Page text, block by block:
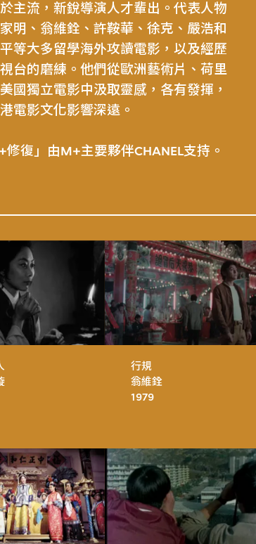
主流，新銳導演人才輩出。代表人物
明、翁維銓、許鞍華、徐克、嚴浩和
等大多留學海外攻讀電影，以及經歷
台的磨練。他們從歐洲藝術片、荷里
國獨立電影中汲取靈感，各有發揮，
電影文化影響深遠。
修復」由M+主要夥伴CHANEL支持。
行規
翁維銓
1979